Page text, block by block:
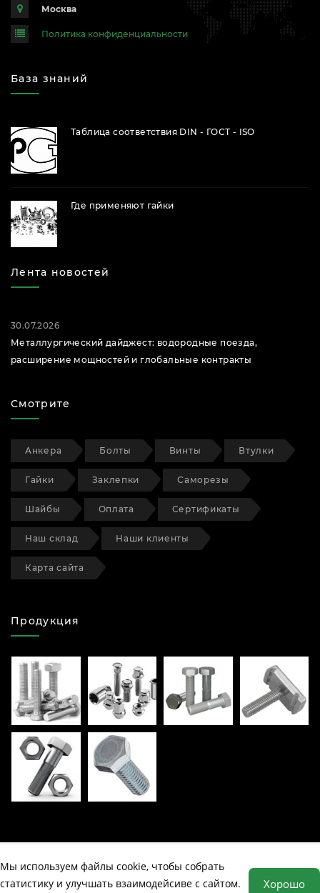
Москва
Политика конфиденциальности
База знаний
Таблица соответствия DIN - ГОСТ - ISO
Где применяют гайки
Лента новостей
30.07.2026
Металлургический дайджест: водородные поезда,
расширение мощностей и глобальные контракты
Смотрите
Анкера Болты Винты Втулки
Гайки Заклепки Саморезы
Шайбы Оплата Сертификаты
Наш склад Наши клиенты
Карта сайта
Продукция
© Компания "Суперболт", все права защищены. 2026
Мы используем файлы cookie, чтобы собрать
статистику и улучшать взаимодейсиве с сайтом.
Хорошо